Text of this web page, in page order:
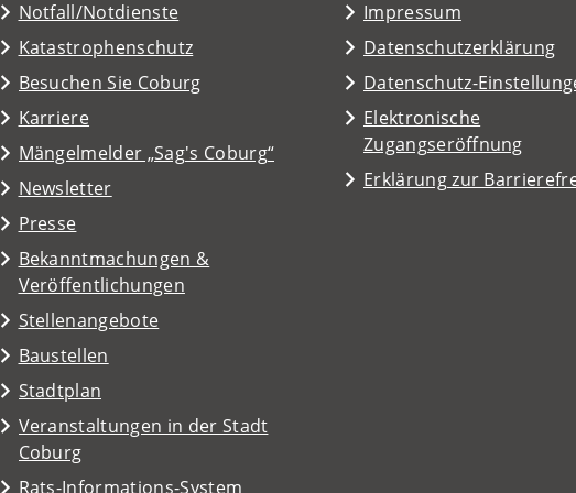
Notfall/Notdienste
Katastrophenschutz
Besuchen Sie Coburg
(Öffnet
in
neuen
Tab)
Karriere
Mängelmelder „Sag's Coburg“
(Öffnet
in
neuen
Tab)
Newsletter
Presse
Bekanntmachungen &
Veröffentlichungen
Stellenangebote
Baustellen
Stadtplan
(Öffnet
in
einem
Veranstaltungen in der Stadt
Coburg
(Öffnet
in Rats-Informations-System
Impressum
Datenschutzerklärung
Datenschutz-
Elektronische
Zugangseröffnung
Erklärung zur